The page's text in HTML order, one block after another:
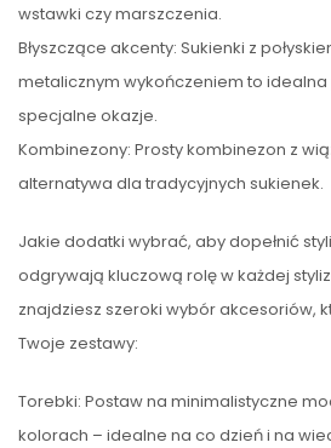
wstawki czy marszczenia.
Błyszczące akcenty: Sukienki z
metalicznym wykończeniem to
specjalne okazje.
Kombinezony: Prosty kombinezon z
alternatywa dla tradycyjnych sukienek.
Jakie dodatki wybrać, aby dopełnić
odgrywają kluczową rolę w każdej
znajdziesz szeroki wybór akcesoriów,
Twoje zestawy:
Torebki: Postaw na minimalistyczne
kolorach – idealne na co dzień i na